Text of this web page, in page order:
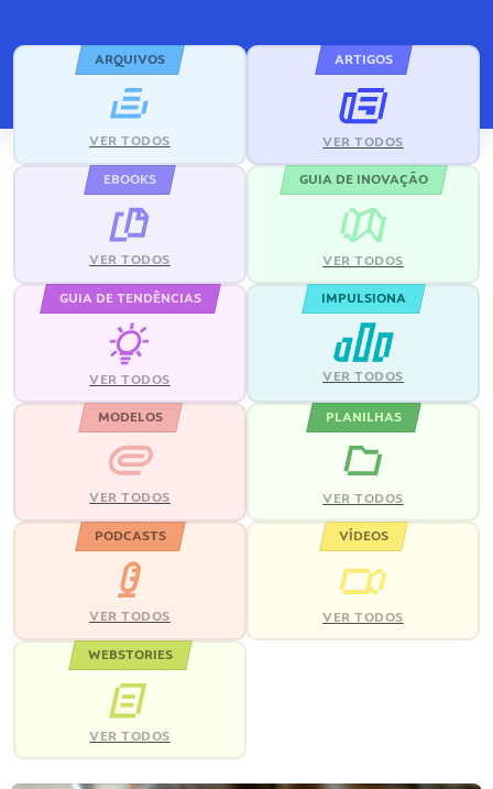
ARQUIVOS
VER TODOS
ARTIGOS
VER TODOS
EBOOKS
VER TODOS
GUIA DE INOVAÇÃO
VER TODOS
GUIA DE TENDÊNCIAS
VER TODOS
IMPULSIONA
VER TODOS
MODELOS
VER TODOS
PLANILHAS
VER TODOS
PODCASTS
VER TODOS
VÍDEOS
VER TODOS
WEBSTORIES
VER TODOS